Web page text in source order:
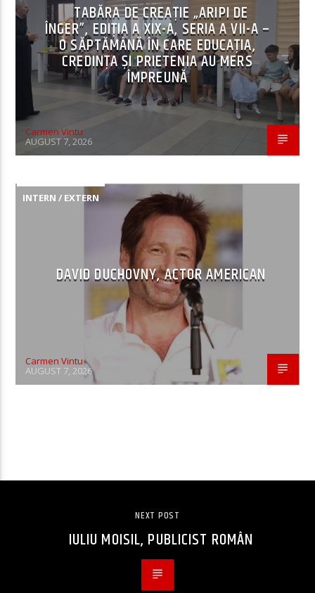
TABĂRA DE CREAȚIE „ARIPI DE
ÎNGER”, EDIȚIA A XIX-A, SERIA A VII-A –
O SĂPTĂMÂNĂ ÎN CARE EDUCAȚIA,
CREDINȚA ȘI PRIETENIA AU MERS
ÎMPREUNĂ
Carmen Vintu
AUGUST 7, 2026
INTERN / EXTERN
DAVID DUCHOVNY, ACTOR AMERICAN
Carmen Vintu
AUGUST 7, 2026
NEXT POST
IULIU MOISIL, PUBLICIST ROMÂN